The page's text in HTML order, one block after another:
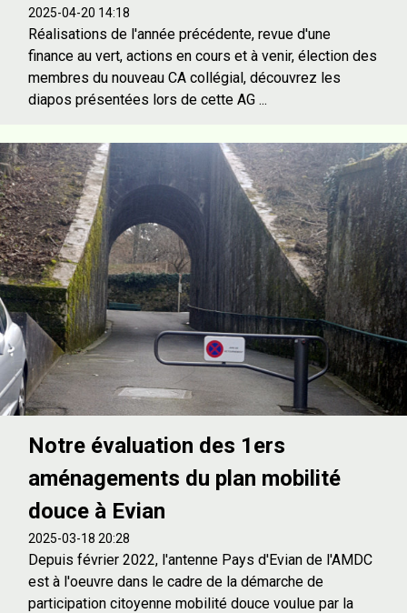
2025-04-20 14:18
Réalisations de l'année précédente, revue d'une
finance au vert, actions en cours et à venir, élection des
membres du nouveau CA collégial, découvrez les
diapos présentées lors de cette AG ...
Notre évaluation des 1ers
aménagements du plan mobilité
douce à Evian
2025-03-18 20:28
Depuis février 2022, l'antenne Pays d'Evian de l'AMDC
est à l'oeuvre dans le cadre de la démarche de
participation citoyenne mobilité douce voulue par la